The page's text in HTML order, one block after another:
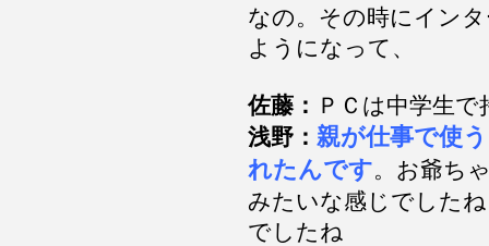
なの。その時にイン
ようになって、
佐藤： ＰＣは中学生
浅野： 親が仕事で使
れたんです。お爺ち
みたいな感じでした
でしたね